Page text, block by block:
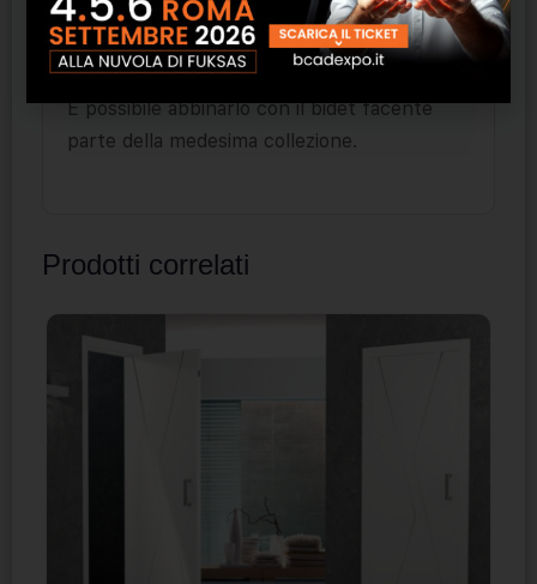
cm)perfetto per garantire al massimo lo
sfruttamento e la gestione degli arredi.
È possibile abbinarlo con il bidet facente
parte della medesima collezione.
Prodotti correlati